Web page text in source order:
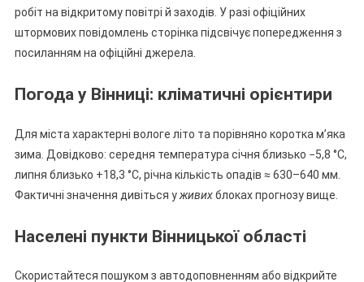
робіт на відкритому повітрі й заходів. У разі офіційних
штормових повідомлень сторінка підсвічує попередження з
посиланням на офіційні джерела.
Погода у Вінниці: кліматичні орієнтири
Для міста характерні вологе літо та порівняно коротка м’яка
зима. Довідково: середня температура січня близько −5,8 °C,
липня близько +18,3 °C, річна кількість опадів ≈ 630–640 мм.
Фактичні значення дивіться уживихблоках прогнозу вище.
Населені пункти Вінницької області
Скористайтеся пошуком з автодоповненням або відкрийте